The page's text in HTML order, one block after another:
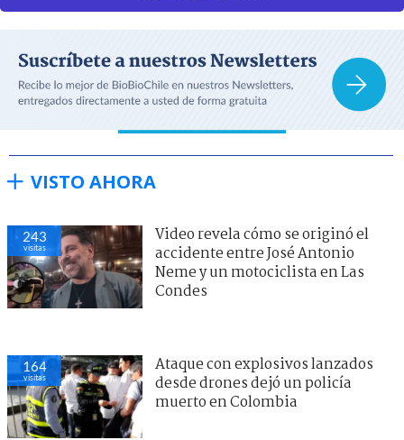
VISTO AHORA
243
visitas
Video revela cómo se originó el
accidente entre José Antonio
Neme y un motociclista en Las
Condes
164
visitas
Ataque con explosivos lanzados
desde drones dejó un policía
muerto en Colombia